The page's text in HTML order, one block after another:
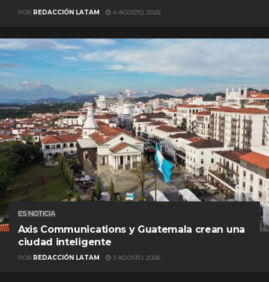
POR REDACCIÓN LATAM 4 AGOSTO, 2026
ES NOTICIA
Axis Communications y Guatemala crean una
ciudad inteligente
POR REDACCIÓN LATAM 3 AGOSTO, 2026